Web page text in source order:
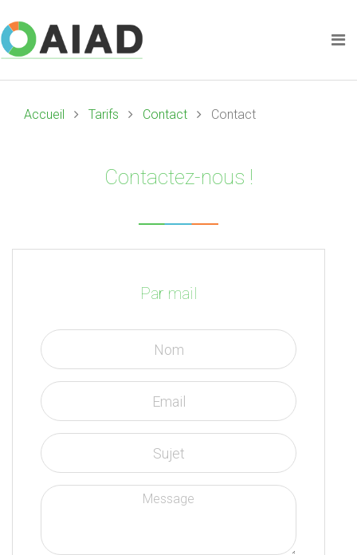
Accueil Tarifs Contact Contact
Contactez-nous !
Par mail